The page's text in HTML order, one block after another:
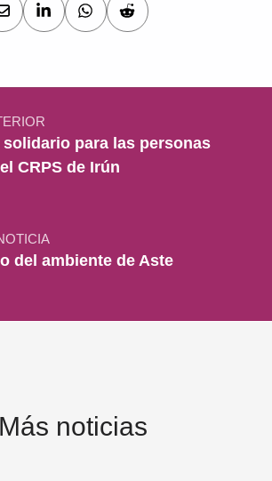
para las personas
CRPS de Irún
del ambiente de Aste
Más noticias